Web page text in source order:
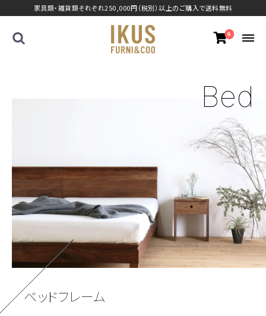
家具類・雑貨類それぞれ250,000円（税別）以上のご購入で送料無料
0
Bed
ベッドフレーム